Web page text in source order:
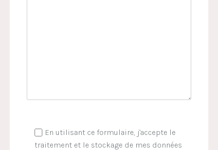
En utilisant ce formulaire, j'accepte le
traitement et le stockage de mes données